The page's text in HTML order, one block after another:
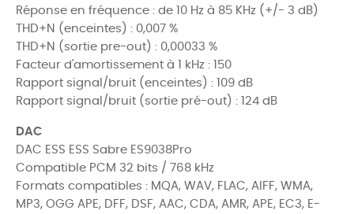
Réponse en fréquence : de 10 Hz à 85 KHz (+/- 3 dB)
THD+N (enceintes) : 0,007 %
THD+N (sortie pre-out) : 0,00033 %
Facteur d'amortissement à 1 kHz : 150
Rapport signal/bruit (enceintes) : 109 dB
Rapport signal/bruit (sortie pré-out) : 124 dB
DAC
DAC ESS ESS Sabre ES9038Pro
Compatible PCM 32 bits / 768 kHz
Formats compatibles : MQA, WAV, FLAC, AIFF, WMA,
MP3, OGG APE, DFF, DSF, AAC, CDA, AMR, APE, EC3, E-